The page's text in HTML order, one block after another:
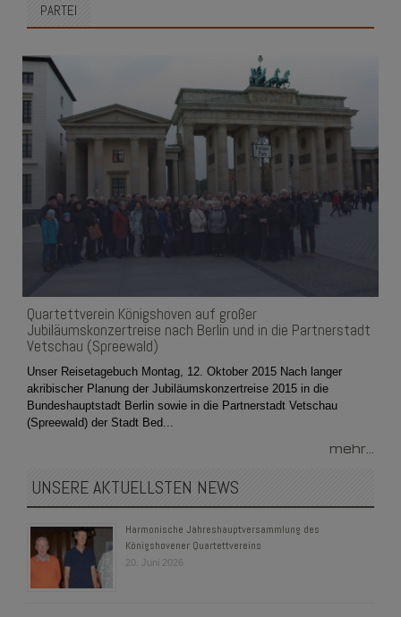
PARTEI
Quartettverein Königshoven auf großer
Jubiläumskonzertreise nach Berlin und in die Partnerstadt
Vetschau (Spreewald)
Unser Reisetagebuch Montag, 12. Oktober 2015 Nach langer
akribischer Planung der Jubiläumskonzertreise 2015 in die
Bundeshauptstadt Berlin sowie in die Partnerstadt Vetschau
(Spreewald) der Stadt Bed...
mehr...
UNSERE AKTUELLSTEN NEWS
Harmonische Jahreshauptversammlung des
Königshovener Quartettvereins
20. Juni 2026